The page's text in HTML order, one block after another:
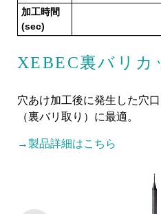
加工時間
(sec)
XEBEC裏バリカ
穴あけ加工後に発生した穴
（裏バリ取り）に最適。
→製品詳細はこちら